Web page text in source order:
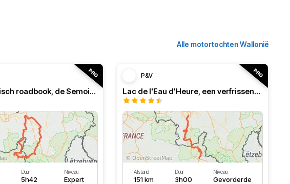
Alle motortochten Wallonië
Frans-Belgisch roadbook, de Semois in de Ardennen
Duur
5h42
Niveau
Expert
P&V
Lac de l'Eau d'Heure, een verfrissend roadbook
Afstand
151 km
Duur
3h00
Niveau
Gevorderde